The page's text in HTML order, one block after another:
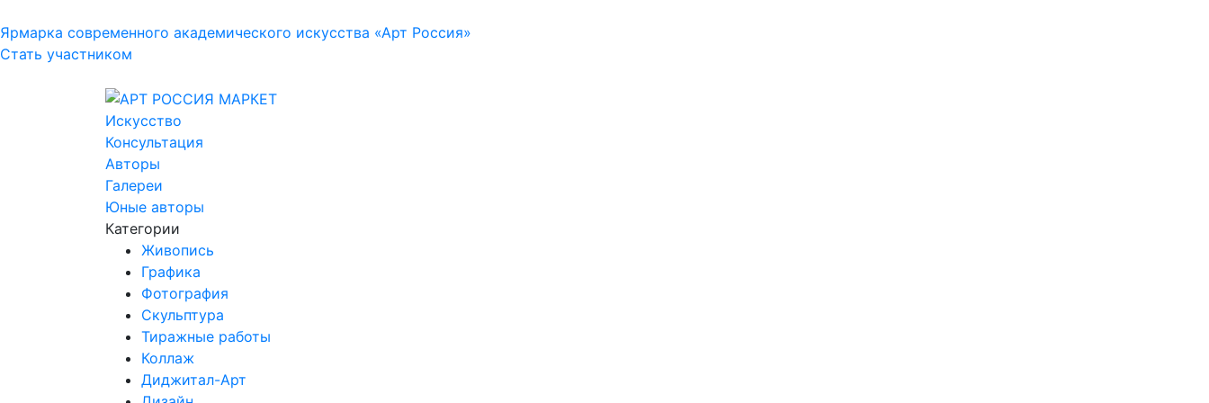
Ярмарка современного академического искусства «Арт Россия»
Стать участником
Искусство
Консультация
Авторы
Галереи
Юные авторы
Категории
Живопись
Графика
Фотография
Скульптура
Тиражные работы
Коллаж
Диджитал-Арт